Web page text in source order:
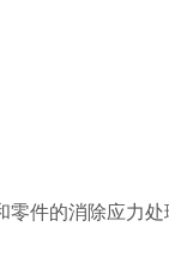
件的消除应力